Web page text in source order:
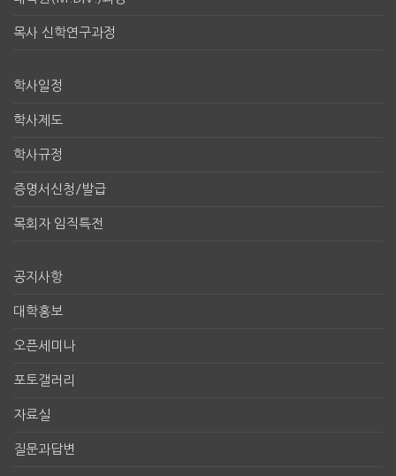
목사 신학연구과정
학사일정
학사제도
학사규정
증명서신청/발급
목회자 임직특전
공지사항
대학홍보
오픈세미나
포토갤러리
자료실
질문과답변